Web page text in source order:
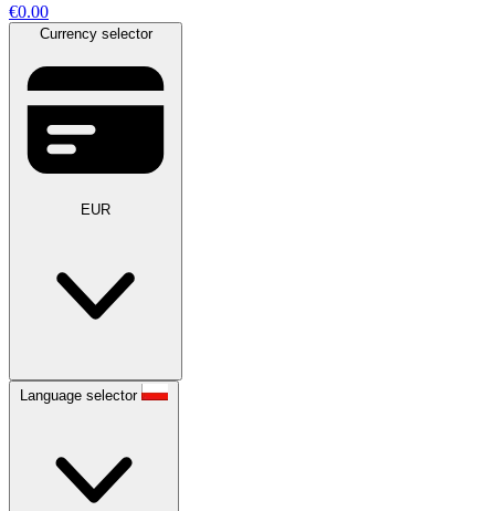
€0.00
Currency selector
EUR
Language selector